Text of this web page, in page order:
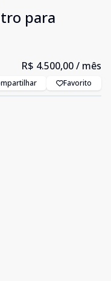
para
R$ 4.500,00/ mês
Favorito